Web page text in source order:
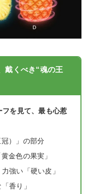
戴くべき“魂の王
を見て、最も心惹
）」の部分
金色の果実」
強い「硬い皮」
香り」